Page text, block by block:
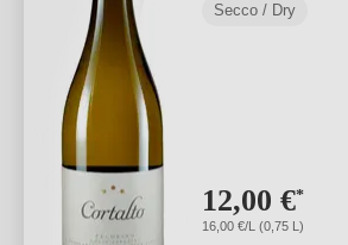
Secco / Dry
12,00 €*
16,00 €/L (0,75 L)